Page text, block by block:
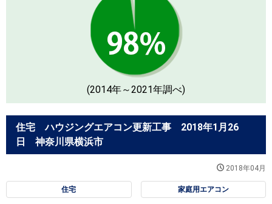
(2014年～2021年調べ)
住宅 ハウジングエアコン更新工事 2018年1月26
日 神奈川県横浜市
2018年04月
住宅 家庭用エアコン